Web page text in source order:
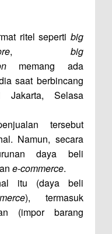
ritel seperti big
, big
memang ada
saat berbincang
Selasa
tersebut
Namun, secara
daya beli
e-commerce.
itu (daya beli
), termasuk
(impor barang